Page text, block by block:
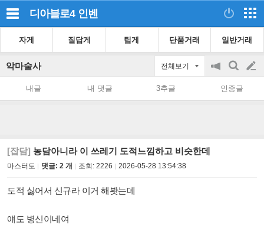
디아블로4 인벤
자게 질답게 팁게 단품거래 일반거래
악마술사 전체보기
공
on/off
검
색
글
쓰
내글 내 댓글 3추글 인증글
[잡담] 농담아니라 이 쓰레기 도적느낌하고 비슷한데
마스터토 댓글: 2 개 조회: 2226 2026-05-28 13:54:38
도적 싫어서 신규라 이거 해봣는데
얘도 병신이네여